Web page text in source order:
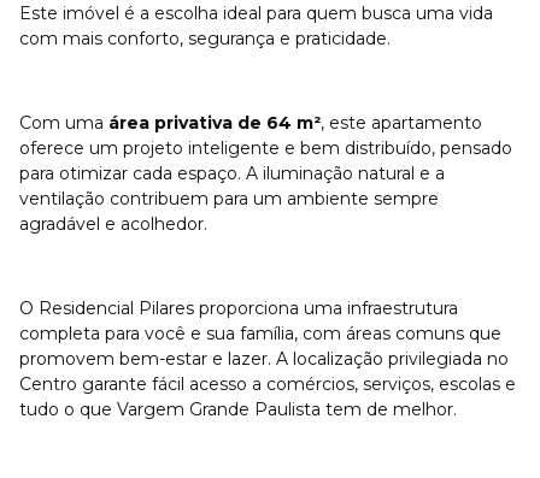
Este imóvel é a escolha ideal para quem busca uma vida
com mais conforto, segurança e praticidade.
Com uma área privativa de 64 m², este apartamento
oferece um projeto inteligente e bem distribuído, pensado
para otimizar cada espaço. A iluminação natural e a
ventilação contribuem para um ambiente sempre
agradável e acolhedor.
O Residencial Pilares proporciona uma infraestrutura
completa para você e sua família, com áreas comuns que
promovem bem-estar e lazer. A localização privilegiada no
Centro garante fácil acesso a comércios, serviços, escolas e
tudo o que Vargem Grande Paulista tem de melhor.